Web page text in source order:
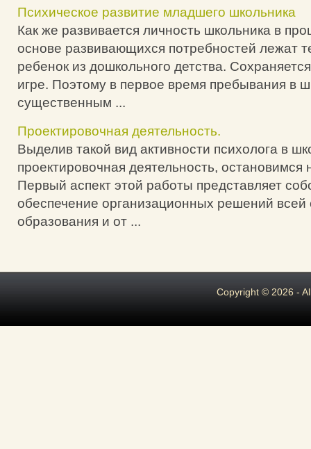
Психическое развитие младшего школьника
Как же развивается личность школьника в
основе развивающихся потребностей лежат
ребенок из дошкольного детства.
игре. Поэтому в первое время пребывания в
существенным ...
Проектировочная деятельность.
Выделив такой вид активности психолога в
проектировочная деятельность,
Первый аспект этой работы представляет
обеспечение организационных решений
образования и от ...
Copyright © 2026 -